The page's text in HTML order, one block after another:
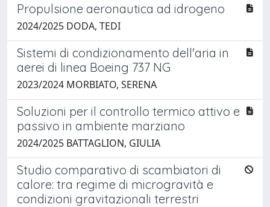
Propulsione aeronautica ad idrogeno
2024/2025 DODA, TEDI
Sistemi di condizionamento dell'aria in
aerei di linea Boeing 737 NG
2023/2024 MORBIATO, SERENA
Soluzioni per il controllo termico attivo e
passivo in ambiente marziano
2024/2025 BATTAGLION, GIULIA
Studio comparativo di scambiatori di
calore: tra regime di microgravità e
condizioni gravitazionali terrestri